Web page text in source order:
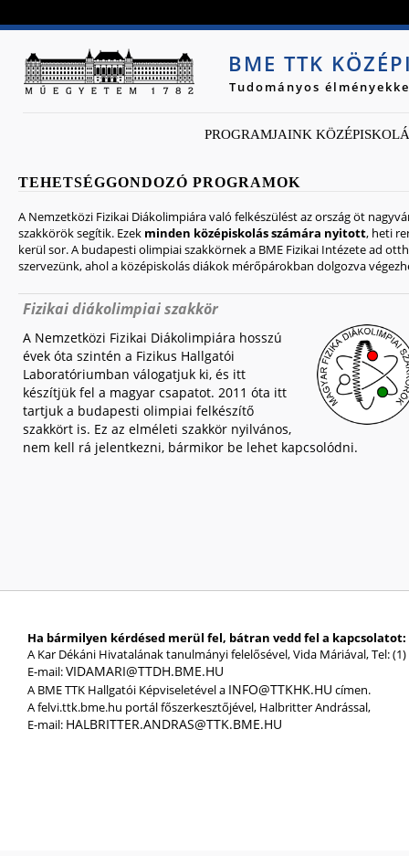
BME TTK
Tudományos
PROGRAMJAINK
TEHETSÉGGONDOZÓ PROGRAMOK
A Nemzetközi Fizikai Diákolimpiára való felkészülést az ország öt
szakkörök segítik. Ezek minden középiskolás számára nyitott, heti
kerül sor. A budapesti olimpiai szakkörnek a BME Fizikai Intézete ad
szervezünk, ahol a középiskolás diákok mérőpárokban dolgozva
Fizikai diákolimpiai szakkör
A Nemzetközi Fizikai Diákolimpiára hosszú
évek óta szintén a Fizikus Hallgatói
Laboratóriumban válogatjuk ki, és itt
készítjük fel a magyar csapatot. 2011 óta itt
tartjuk a budapesti olimpiai felkészítő
szakkört is. Ez az elméleti szakkör nyilvános,
nem kell rá jelentkezni, bármikor be lehet kapcsolódni.
Ha bármilyen kérdésed merül fel, bátran vedd fel a kapcsolatot:
A Kar Dékáni Hivatalának tanulmányi felelősével, Vida Máriával, Tel: (1)
E-mail:VIDAMARI@TTDH.BME.HU
A BME TTK Hallgatói Képviseletével a INFO@TTKHK.HU címen.
A felvi.ttk.bme.hu portál főszerkesztőjével, Halbritter Andrással,
E-mail: HALBRITTER.ANDRAS@TTK.BME.HU